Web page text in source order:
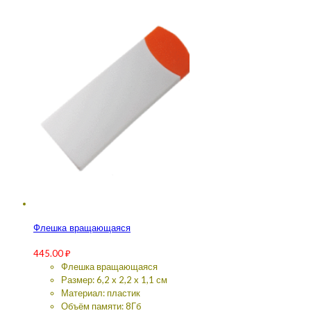
Флешка вращающаяся
445.00₽
Флешка вращающаяся
Размер: 6,2 x 2,2 x 1,1 см
Материал: пластик
Объём памяти: 8Гб